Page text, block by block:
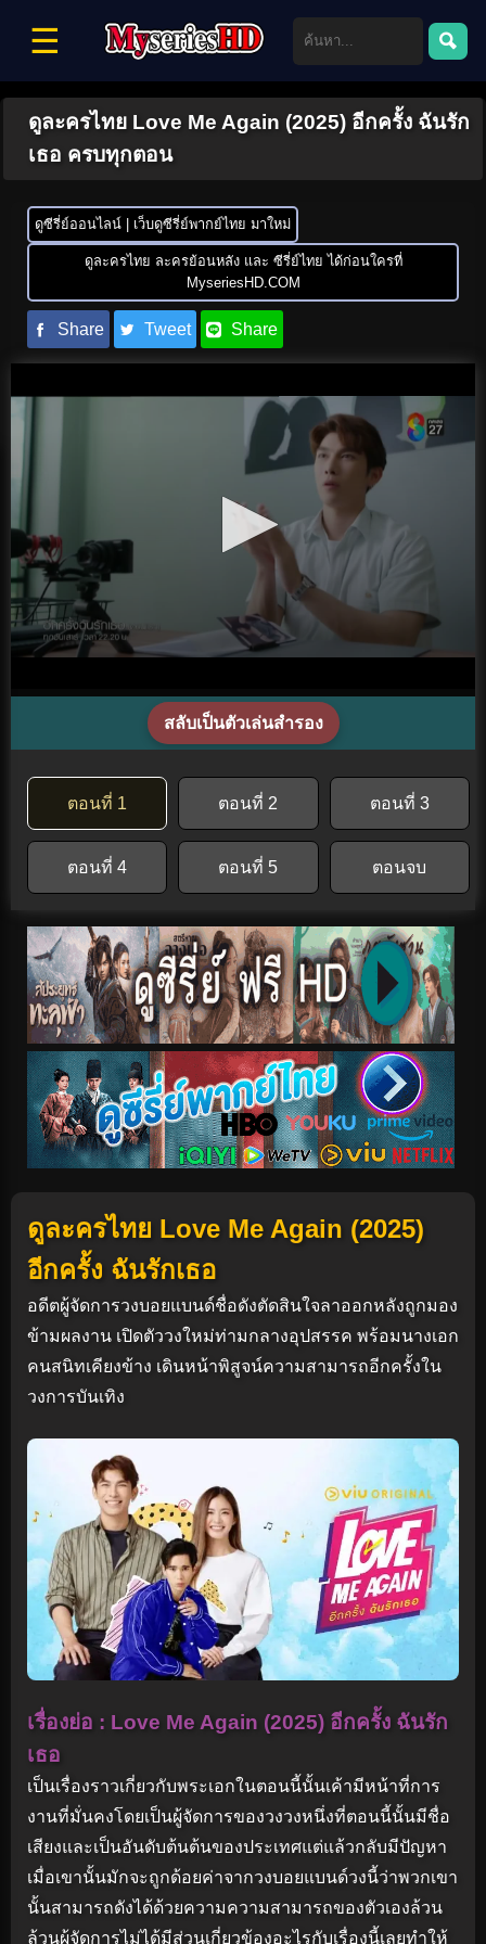
☰
ดูละครไทย Love Me Again (2025) อีกครั้ง ฉันรัก
เธอ ครบทุกตอน
ดูซีรี่ย์ออนไลน์ | เว็บดูซีรี่ย์พากย์ไทย มาใหม่
ดูละครไทย ละครย้อนหลัง และ ซีรี่ย์ไทย ได้ก่อนใครที่
MyseriesHD.COM
Share Tweet Share
สลับเป็นตัวเล่นสำรอง
ตอนที่ 1 ตอนที่ 2 ตอนที่ 3
ตอนที่ 4 ตอนที่ 5 ตอนจบ
ดูละครไทย Love Me Again (2025)
อีกครั้ง ฉันรักเธอ
อดีตผู้จัดการวงบอยแบนด์ชื่อดังตัดสินใจลาออกหลังถูกมอง
ข้ามผลงาน เปิดตัววงใหม่ท่ามกลางอุปสรรค พร้อมนางเอก
คนสนิทเคียงข้าง เดินหน้าพิสูจน์ความสามารถอีกครั้งใน
วงการบันเทิง
เรื่องย่อ : Love Me Again (2025) อีกครั้ง ฉันรัก
เธอ
เป็นเรื่องราวเกี่ยวกับพระเอกในตอนนี้นั้นเค้ามีหน้าที่การ
งานที่มั่นคงโดยเป็นผู้จัดการของวงวงหนึ่งที่ตอนนี้นั้นมีชื่อ
เสียงและเป็นอันดับต้นต้นของประเทศแต่แล้วกลับมีปัญหา
เมื่อเขานั้นมักจะถูกด้อยค่าจากวงบอยแบนด์วงนี้ว่าพวกเขา
นั้นสามารถดังได้ด้วยความความสามารถของตัวเองล้วน
ล้วนผู้จัดการไม่ได้มีส่วนเกี่ยวข้องอะไรกับเรื่องนี้เลยทำให้